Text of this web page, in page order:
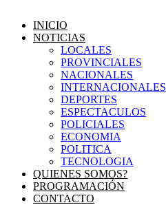
INICIO
NOTICIAS
LOCALES
PROVINCIALES
NACIONALES
INTERNACIONALES
DEPORTES
ESPECTACULOS
POLICIALES
ECONOMIA
POLITICA
TECNOLOGIA
QUIENES SOMOS?
PROGRAMACIÓN
CONTACTO